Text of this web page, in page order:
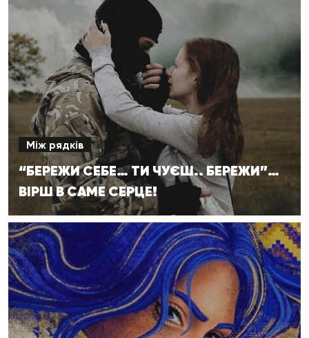
Між рядків
“БЕРЕЖИ СЕБЕ… ТИ ЧУЄШ.. БЕРЕЖИ”…
ВІРШ В САМЕ СЕРЦЕ!